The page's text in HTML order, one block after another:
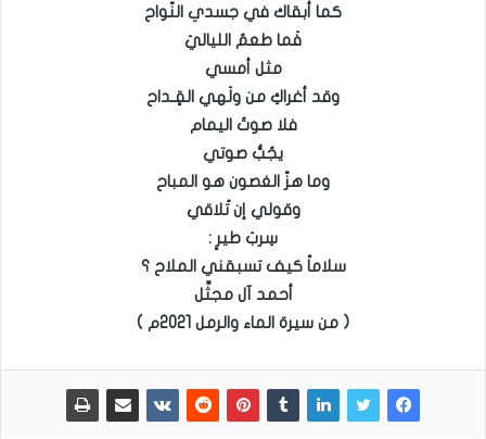
كما أبقاك في جسدي النّواح
فَما طعمُ اللياليَ
مثل أمسي
وقد أغراكِ من ولَهي القٍـداح
فلا صوتُ اليمام
يجُبُّ صوتي
وما هزّ الغصون هو المباح
وقولي إن تُلاقي
سِربَ طيرٍ :
سلاماً كيف تسبقني الملاح ؟
أحمد آل مجثِّل
( من سيرة الماء والرمل 2021م )